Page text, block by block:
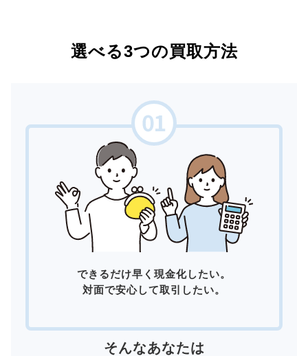
選べる3つの買取方法
できるだけ早く現金化したい。
対面で安心して取引したい。
そんなあなたは